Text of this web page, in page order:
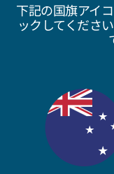
下記の国旗アイ
ックしてくださ